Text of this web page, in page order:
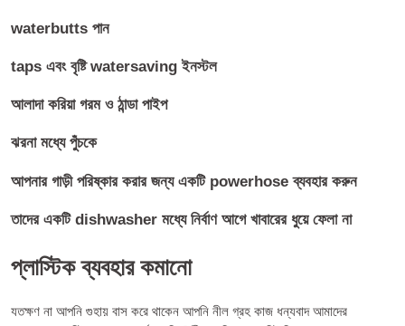
waterbutts পান
taps এবং বৃষ্টি watersaving ইনস্টল
আলাদা করিয়া গরম ও ঠান্ডা পাইপ
ঝরনা মধ্যে পুঁচকে
আপনার গাড়ী পরিষ্কার করার জন্য একটি powerhose ব্যবহার করুন
তাদের একটি dishwasher মধ্যে নির্বাণ আগে খাবারের ধুয়ে ফেলা না
প্লাস্টিক ব্যবহার কমানো
যতক্ষণ না আপনি গুহায় বাস করে থাকেন আপনি নীল গ্রহ কাজ ধন্যবাদ আমাদের